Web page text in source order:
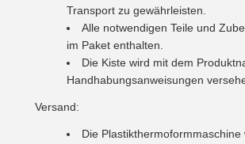
Transport zu gewährleisten.
Alle notwendigen Teile und
im Paket enthalten.
Die Kiste wird mit dem
Handhabungsanweisungen
Versand:
Die Plastikthermoformmaschine